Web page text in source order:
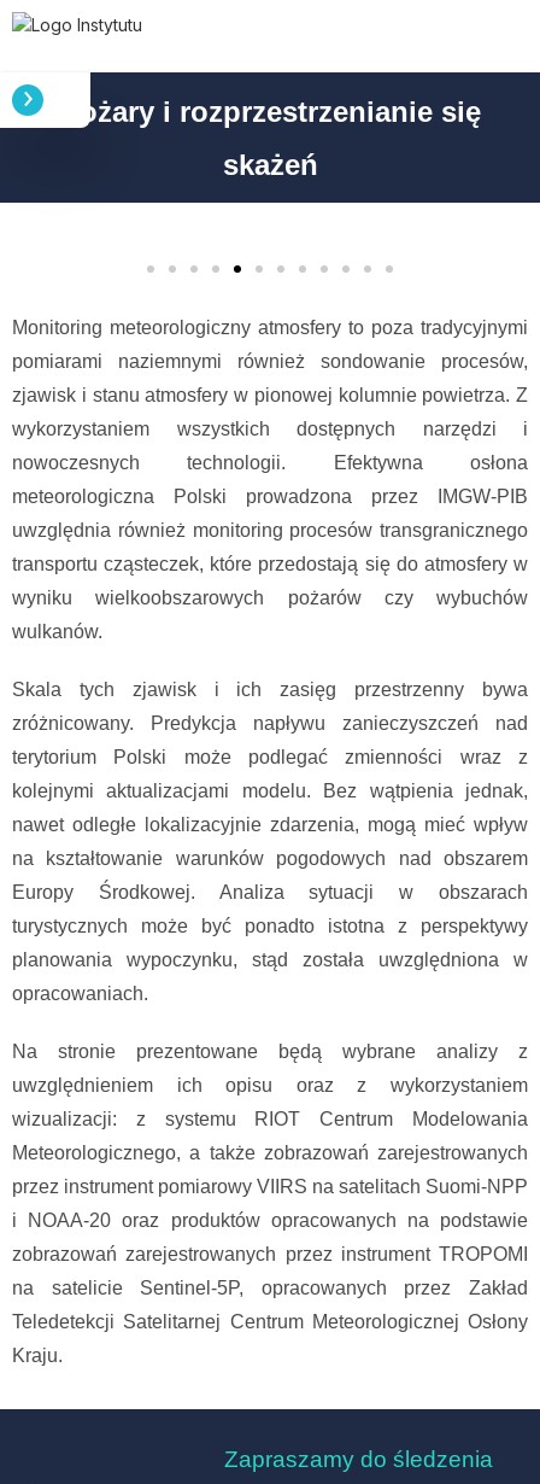
Pożary i rozprzestrzenianie się
skażeń
Monitoring meteorologiczny atmosfery to poza tradycyjnymi
pomiarami naziemnymi również sondowanie procesów,
zjawisk i stanu atmosfery w pionowej kolumnie powietrza. Z
wykorzystaniem wszystkich dostępnych narzędzi i
nowoczesnych technologii. Efektywna osłona
meteorologiczna Polski prowadzona przez IMGW-PIB
uwzględnia również monitoring procesów transgranicznego
transportu cząsteczek, które przedostają się do atmosfery w
wyniku wielkoobszarowych pożarów czy wybuchów
wulkanów.
Skala tych zjawisk i ich zasięg przestrzenny bywa
zróżnicowany. Predykcja napływu zanieczyszczeń nad
terytorium Polski może podlegać zmienności wraz z
kolejnymi aktualizacjami modelu. Bez wątpienia jednak,
nawet odległe lokalizacyjnie zdarzenia, mogą mieć wpływ
na kształtowanie warunków pogodowych nad obszarem
Europy Środkowej. Analiza sytuacji w obszarach
turystycznych może być ponadto istotna z perspektywy
planowania wypoczynku, stąd została uwzględniona w
opracowaniach.
Na stronie prezentowane będą wybrane analizy z
uwzględnieniem ich opisu oraz z wykorzystaniem
wizualizacji: z systemu RIOT Centrum Modelowania
Meteorologicznego, a także zobrazowań zarejestrowanych
przez instrument pomiarowy VIIRS na satelitach Suomi-NPP
i NOAA-20 oraz produktów opracowanych na podstawie
zobrazowań zarejestrowanych przez instrument TROPOMI
na satelicie Sentinel-5P, opracowanych przez Zakład
Teledetekcji Satelitarnej Centrum Meteorologicznej Osłony
Kraju.
Zapraszamy do śledzenia